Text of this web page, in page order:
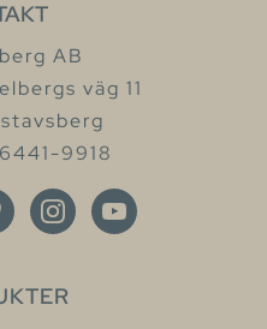
AB
väg 11
9918